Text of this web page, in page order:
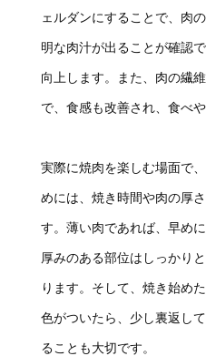
ェルダンにすることで、肉
明な肉汁が出ることが確認
向上します。また、肉の繊
で、食感も改善され、食べや
実際に焼肉を楽しむ場面で
めには、焼き時間や肉の厚
す。薄い肉であれば、早め
厚みのある部位はしっかり
ります。そして、焼き始め
色がついたら、少し裏返し
ることも大切です。